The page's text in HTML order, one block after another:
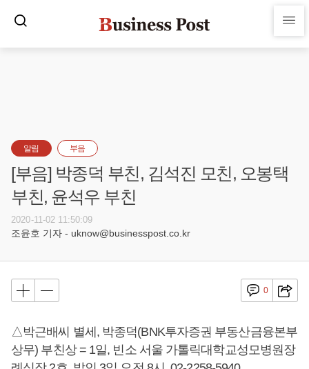
알림 부음
[부음] 박종덕 부친, 김석진 모친, 오봉택
부친, 윤석우 부친
2020-11-02 11:50:09
조윤호 기자 - uknow@businesspost.co.kr
0
△박근배씨 별세, 박종덕(BNK투자증권 부동산금융본부
상무) 부친상 = 1일, 빈소 서울 가톨릭대학교성모병원장